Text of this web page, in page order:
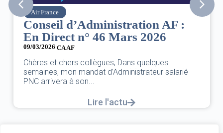
Air France
Conseil d’Administration AF :
En Direct n° 46 Mars 2026
09/03/2026|CA AF
Chères et chers collègues, Dans quelques
semaines, mon mandat d’Administrateur salarié
PNC arrivera à son...
Lire l'actu